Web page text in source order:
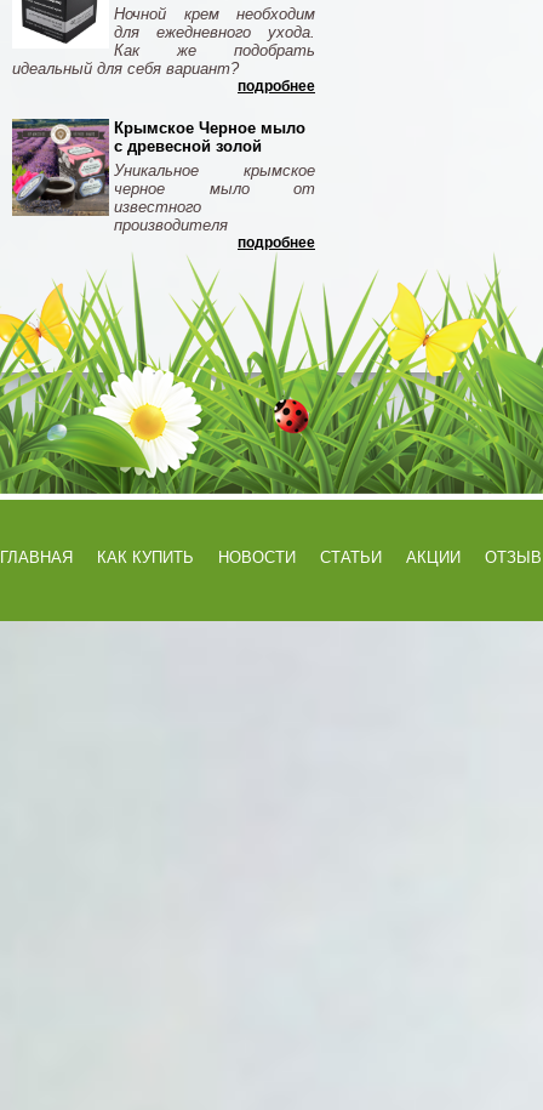
Ночной крем необходим
для ежедневного ухода.
Как же подобрать
идеальный для себя вариант?
подробнее
Крымское Черное мыло
с древесной золой
Уникальное крымское
черное мыло от
известного
производителя
подробнее
ГЛАВНАЯ КАК КУПИТЬ НОВОСТИ СТАТЬИ АКЦИИ